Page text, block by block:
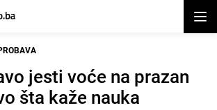
jesti voće na prazan
šta kaže nauka